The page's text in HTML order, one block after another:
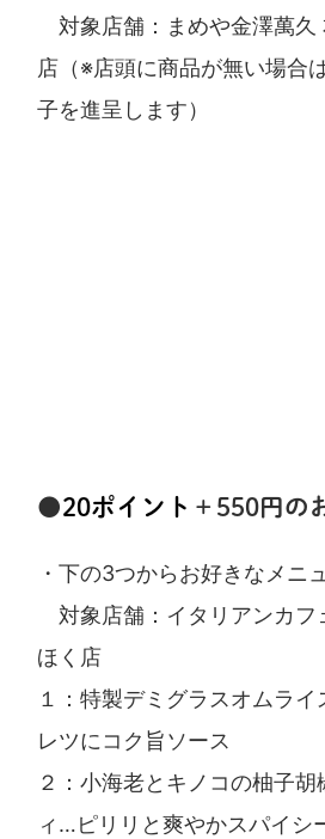
対象店舗：まめや金澤萬久
店（※店頭に商品が無い場合
子を進呈します）
●20ポイント ＋550円の
・下の3つからお好きなメニ
対象店舗：イタリアンカフ
ほく店
１：特製デミグラスオムラ
レツにコク旨ソース
２：小海老とキノコの柚子
ィ…ピリリと爽やかスパイシ